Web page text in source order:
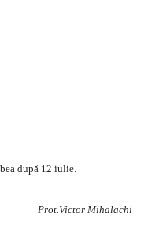
după 12 iulie.
Prot.Victor Mihalachi